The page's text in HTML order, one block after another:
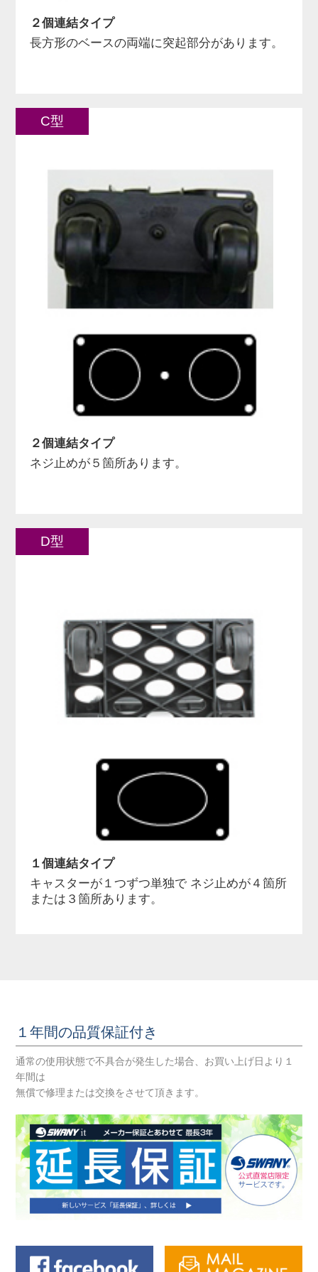
２個連結タイプ
長方形のベースの両端に突起部分があります。
C型
２個連結タイプ
ネジ止めが５箇所あります。
D型
１個連結タイプ
キャスターが１つずつ単独で ネジ止めが４箇所
または３箇所あります。
１年間の品質保証付き
通常の使用状態で不具合が発生した場合、お買い上げ日より１
年間は
無償で修理または交換をさせて頂きます。